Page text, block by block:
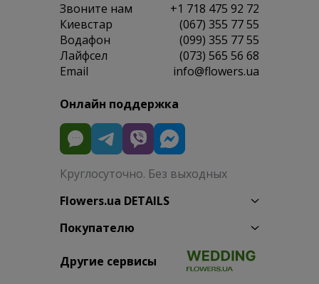
Звоните нам
+1 718 475 92 72
Киевстар
(067) 355 77 55
Водафон
(099) 355 77 55
Лайфсел
(073) 565 56 68
Email
info@flowers.ua
Онлайн поддержка
Круглосуточно. Без выходных
Flowers.ua DETAILS
Покупателю
Другие сервисы